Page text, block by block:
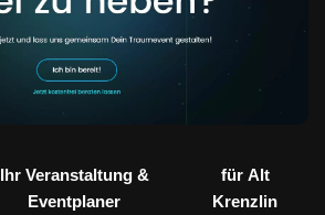
Ihr Veranstaltung &
Eventplaner
für Alt
Krenzlin